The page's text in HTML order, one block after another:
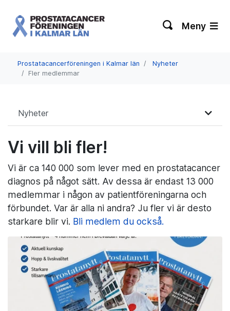
Meny
Prostatacancerföreningen i Kalmar län
Nyheter
Fler medlemmar
Nyheter
Vi vill bli fler!
Vi är ca 140 000 som lever med en prostatacancer
diagnos på något sätt. Av dessa är endast 13 000
medlemmar i någon av patientföreningarna och
förbundet. Var är alla ni andra? Ju fler vi är desto
starkare blir vi. Bli medlem du också.